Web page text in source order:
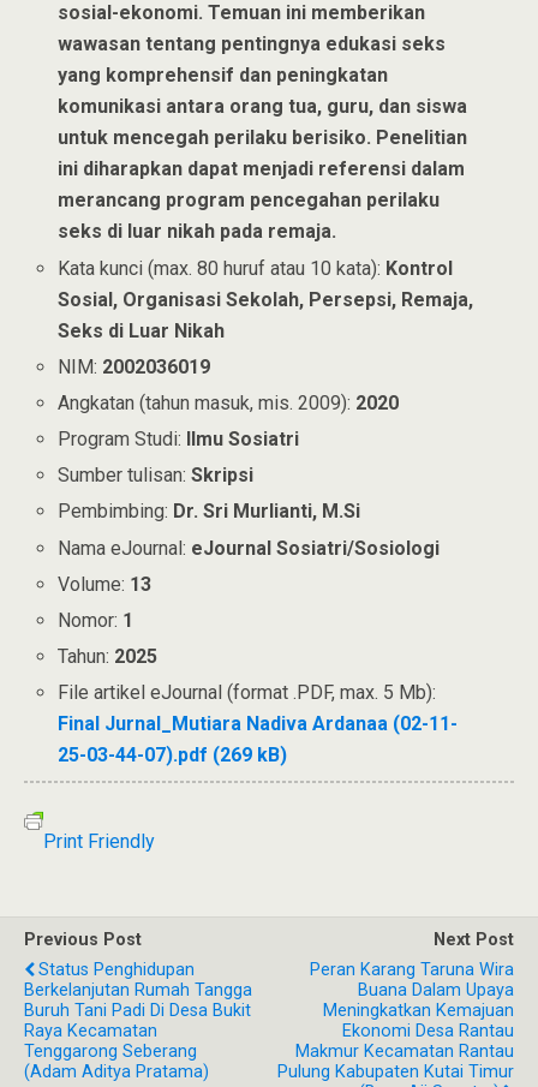
sosial-ekonomi. Temuan ini memberikan
wawasan tentang pentingnya edukasi seks
yang komprehensif dan peningkatan
komunikasi antara orang tua, guru, dan siswa
untuk mencegah perilaku berisiko. Penelitian
ini diharapkan dapat menjadi referensi dalam
merancang program pencegahan perilaku
seks di luar nikah pada remaja.
Kata kunci (max. 80 huruf atau 10 kata): Kontrol
Sosial, Organisasi Sekolah, Persepsi, Remaja,
Seks di Luar Nikah
NIM: 2002036019
Angkatan (tahun masuk, mis. 2009): 2020
Program Studi: Ilmu Sosiatri
Sumber tulisan:Skripsi
Pembimbing: Dr. Sri Murlianti, M.Si
Nama eJournal: eJournal Sosiatri/Sosiologi
Volume: 13
Nomor: 1
Tahun: 2025
File artikel eJournal (format .PDF, max. 5 Mb):
Final Jurnal_Mutiara Nadiva Ardanaa (02-11-
25-03-44-07).pdf (269 kB)
Print Friendly
Previous Post
Status Penghidupan
Berkelanjutan Rumah Tangga
Buruh Tani Padi Di Desa Bukit
Raya Kecamatan
Tenggarong Seberang
(Adam Aditya Pratama)
Next Post
Peran Karang Taruna Wira
Buana Dalam Upaya
Meningkatkan Kemajuan
Ekonomi Desa Rantau
Makmur Kecamatan Rantau
Pulung Kabupaten Kutai Timur